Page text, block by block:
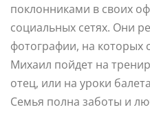
поклонниками в своих
социальных сетях. Они
фотографии, на которых
Михаил пойдет на
отец, или на уроки
Семья полна заботы и